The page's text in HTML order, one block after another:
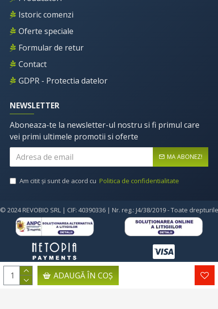
ADAUGĂ ÎN COŞ
Istoric comenzi
Oferte speciale
Formular de retur
Contact
GDPR - Protectia datelor
NEWSLETTER
Aboneaza-te la newsletter-ul nostru si fi primul care
vei primi ultimele promotii si oferte
MA ABONEZ!
Am citit şi sunt de acord cu Politica de confidentialitate
© 2024 REVOBIO SRL | CIF: 40390336 | Nr. reg.: J4/38/2019 - Toate